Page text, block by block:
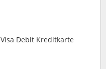
Debit Kreditkarte